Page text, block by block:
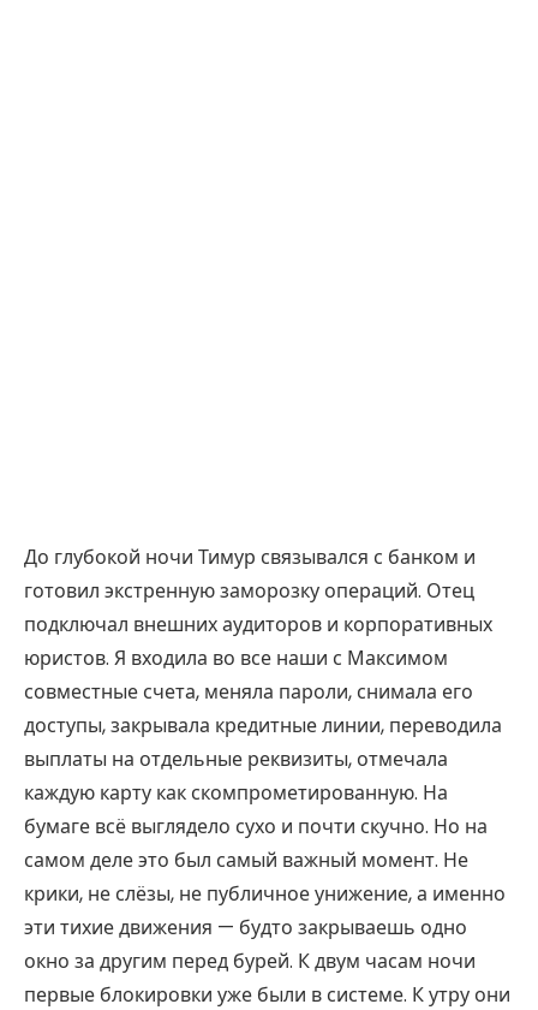
До глубокой ночи Тимур связывался с банком и
готовил экстренную заморозку операций. Отец
подключал внешних аудиторов и корпоративных
юристов. Я входила во все наши с Максимом
совместные счета, меняла пароли, снимала его
доступы, закрывала кредитные линии, переводила
выплаты на отдельные реквизиты, отмечала
каждую карту как скомпрометированную. На
бумаге всё выглядело сухо и почти скучно. Но на
самом деле это был самый важный момент. Не
крики, не слёзы, не публичное унижение, а именно
эти тихие движения — будто закрываешь одно
окно за другим перед бурей. К двум часам ночи
первые блокировки уже были в системе. К утру они